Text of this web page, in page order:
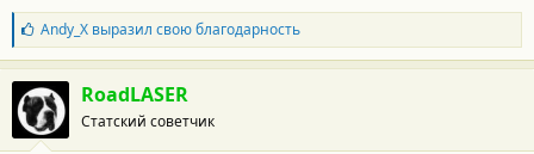
Б
л
а
г
о
д
а
Andy_Xвыразил свою благодарность
RoadLASER
Статский советчик